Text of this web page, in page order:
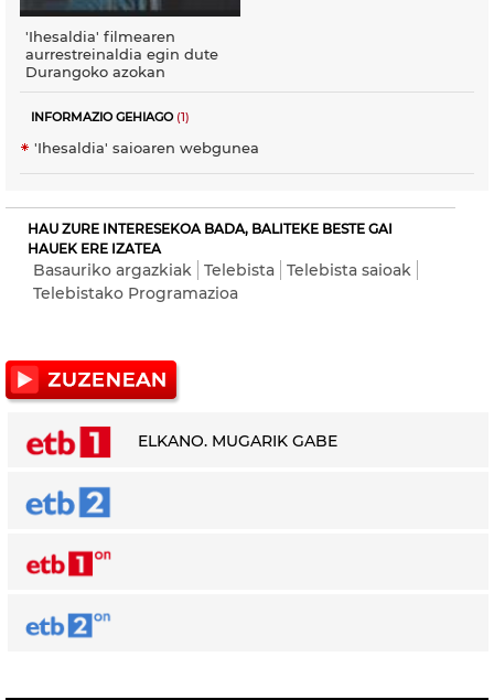
'Ihesaldia' filmearen
aurrestreinaldia egin dute
Durangoko azokan
INFORMAZIO GEHIAGO(1)
'Ihesaldia' saioaren webgunea
HAU ZURE INTERESEKOA BADA, BALITEKE BESTE GAI
HAUEK ERE IZATEA
Basauriko argazkiak Telebista
Telebista saioak
Telebistako Programazioa
ELKANO. MUGARIK GABE